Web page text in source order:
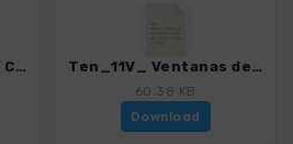
Ten_115_ Mirador La Corona - La Guancha.gpx Ten_11V_ Ventanas de Gueimar.gpx
60.38 KB
Download